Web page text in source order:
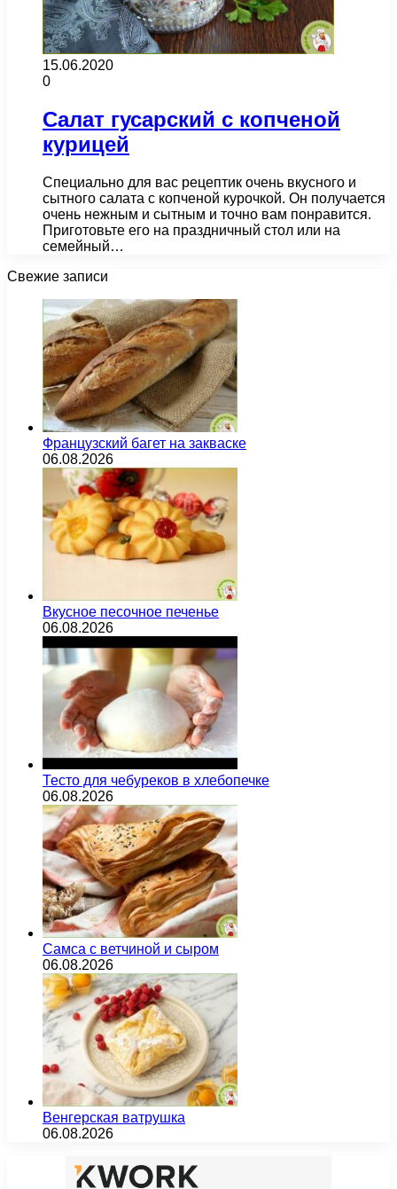
15.06.2020
0
Салат гусарский с копченой
курицей
Специально для вас рецептик очень вкусного и
сытного салата с копченой курочкой. Он получается
очень нежным и сытным и точно вам понравится.
Приготовьте его на праздничный стол или на
семейный…
Свежие записи
Французский багет на закваске
06.08.2026
Вкусное песочное печенье
06.08.2026
Тесто для чебуреков в хлебопечке
06.08.2026
Самса с ветчиной и сыром
06.08.2026
Венгерская ватрушка
06.08.2026